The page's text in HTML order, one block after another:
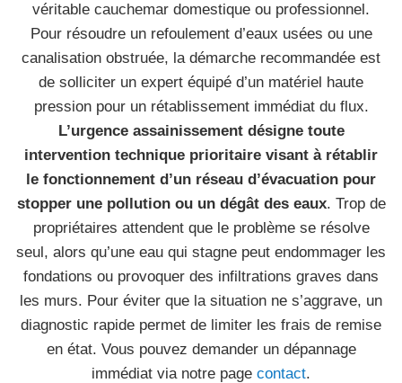
véritable cauchemar domestique ou professionnel.
Pour résoudre un refoulement d’eaux usées ou une
canalisation obstruée, la démarche recommandée est
de solliciter un expert équipé d’un matériel haute
pression pour un rétablissement immédiat du flux.
L’urgence assainissement désigne toute
intervention technique prioritaire visant à rétablir
le fonctionnement d’un réseau d’évacuation pour
stopper une pollution ou un dégât des eaux. Trop de
propriétaires attendent que le problème se résolve
seul, alors qu’une eau qui stagne peut endommager les
fondations ou provoquer des infiltrations graves dans
les murs. Pour éviter que la situation ne s’aggrave, un
diagnostic rapide permet de limiter les frais de remise
en état. Vous pouvez demander un dépannage
immédiat via notre page contact.